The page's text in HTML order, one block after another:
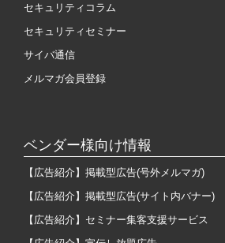
セキュリティコラム
セキュリティセミナー
サイバ通信
メルマガ会員登録
ベンダー様向け情報
【広告紹介】掲載型広告(号外メルマガ)
【広告紹介】掲載型広告(サイト内バナー)
【広告紹介】セミナー集客支援サービス